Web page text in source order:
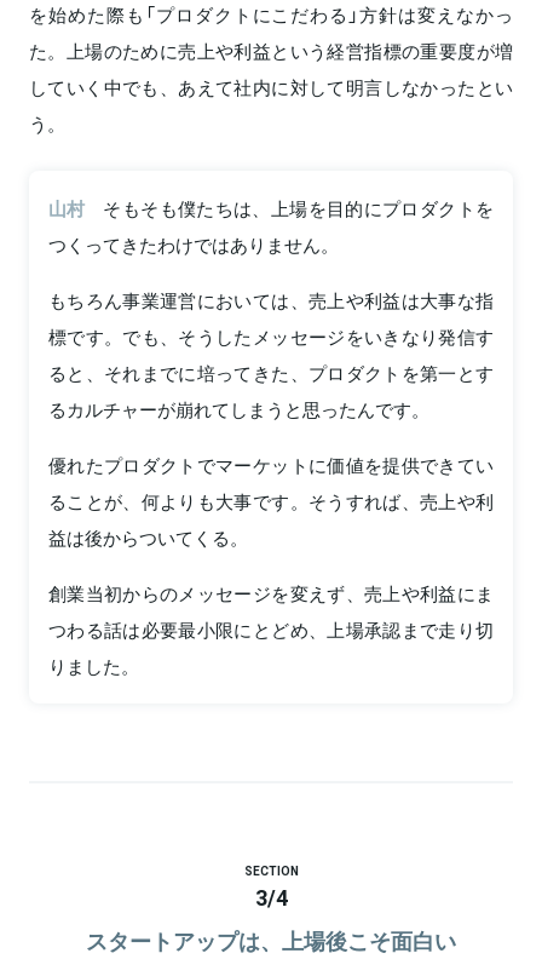
を始めた際も「プロダクトにこだわる」方針は変えなかっ
た。上場のために売上や利益という経営指標の重要度が増
していく中でも、あえて社内に対して明言しなかったとい
う。
山村
そもそも僕たちは、上場を目的にプロダクトを
つくってきたわけではありません。
もちろん事業運営においては、売上や利益は大事な指
標です。でも、そうしたメッセージをいきなり発信す
ると、それまでに培ってきた、プロダクトを第一とす
るカルチャーが崩れてしまうと思ったんです。
優れたプロダクトでマーケットに価値を提供できてい
ることが、何よりも大事です。そうすれば、売上や利
益は後からついてくる。
創業当初からのメッセージを変えず、売上や利益にま
つわる話は必要最小限にとどめ、上場承認まで走り切
りました。
SECTION
3/4
スタートアップは、上場後こそ面白い